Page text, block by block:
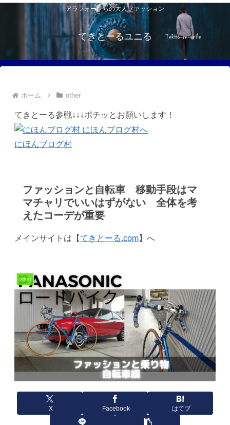
アラフォーからの大人ファッション
てきとーるユニる
ホーム other
てきとーる参戦↓↓↓ポチッとお願いします！
にほんブログ村
ファッションと自転車 移動手段はマ
マチャリでいいはずがない 全体を考
えたコーデが重要
メインサイトは【てきとーる.com】へ
other
X Facebook はてブ